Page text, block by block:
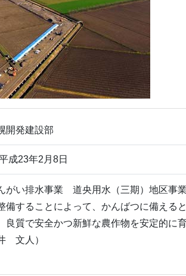
開発建設部
成23年2月8日
がい排水事業 道央用水（三期）地区事
備することによって、かんばつに備える
良質で安全かつ新鮮な農作物を安定的に
文人）